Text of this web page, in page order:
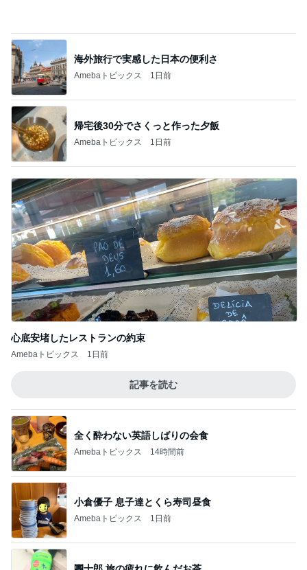
帰宅後30分でさくっと作った夕飯
Amebaトピックス 1日前
心底安堵したレストランの約束
Amebaトピックス 1日前
記事を読む
Amebaトピックス 14時間前
小倉優子 息子達とくら寿司昼食
Amebaトピックス 1日前
團十郎 旅の疲れに飲んだお茶
Amebaトピックス 1日前